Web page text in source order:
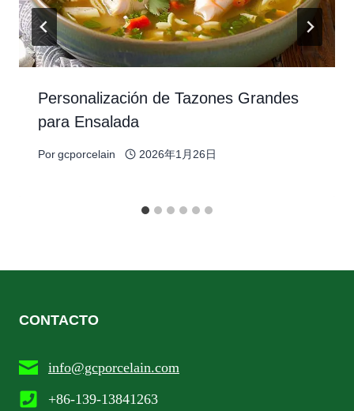
Personalización de Tazones Grandes
para Ensalada
Porgcporcelain 2026年1月26日
CONTACTO
info@gcporcelain.com
+86-139-13841263